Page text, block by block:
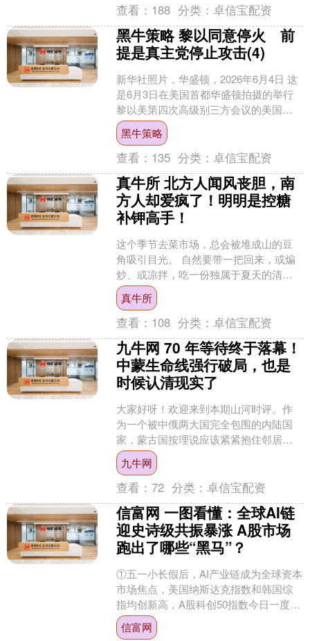
查看： 188 分类：卓信宝配资
黑牛策略 黎以同意停火 前
提是真主党停止攻击(4)
新华社照片，华盛顿，2026年6月4日 这
是6月3日在美国首都华盛顿拍摄的举行
黎以美第四次高级别三方会议的美国国
务院外景。 黎巴嫩、以色列、美国6月3
日发表联合....
黑牛策略
查看： 135 分类：卓信宝配资
真牛所 北方人闻风丧胆，南
方人却爱疯了！明明是控糖
补钾高手！
这个季节去菜市场，总会被堆成山的豆
角吸引目光。 自然要带一把回来，或煸
炒、或凉拌，吃一份独属于夏天的清
甜。 南方人的生活小确幸，在北方人眼
里，却是实打实的噩梦 ....
真牛所
查看： 108 分类：卓信宝配资
九牛网 70 年等待终于落幕！
中蒙生命线强行破局，也是
时候认清现实了
大家好呀！欢迎来到本期山河时评。作
为一个被中俄两大国完全包围的内陆国
家，蒙古国按理说应该紧紧抱住邻居的
大腿共同发展。 可偏偏在过去很长一段
时间里，他们心里一直有....
九牛网
查看：72 分类：卓信宝配资
信富网 一图看懂：全球AI链
迎史诗级共振暴涨 A股市场
跑出了哪些“黑马”？
①五一小长假后，AI产业链成为全球资本
市场焦点，美国纳斯达克指数和韩国综
指均创新高，A股科创50指数今日一度涨
超9%。②这波AI产业链热潮的核心方向
是CPU和存....
信富网